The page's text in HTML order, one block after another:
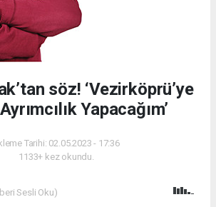
söz! ‘Vezirköprü’ye
Yapacağım’
Tarihi: 02.05.2023 - 17:36
1133+ kez okundu.
Sesli Oku)